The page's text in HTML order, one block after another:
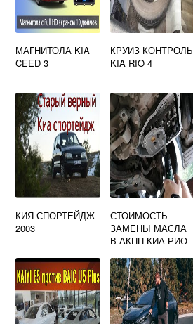
МАГНИТОЛА KIA
CEED 3
КРУИЗ КОНТРОЛЬ
KIA RIO 4
КИЯ СПОРТЕЙДЖ
2003
СТОИМОСТЬ
ЗАМЕНЫ МАСЛА
В АКПП КИА РИО